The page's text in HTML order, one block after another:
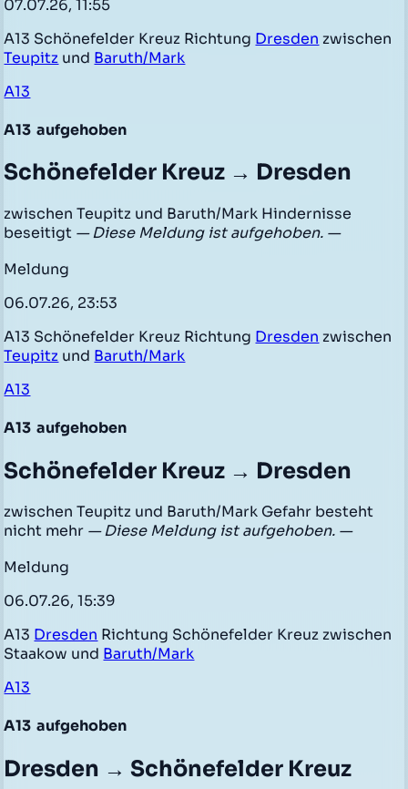
07.07.26, 11:55
A13 Schönefelder Kreuz Richtung Dresden zwischen
Teupitz und Baruth/Mark
A13
A13 aufgehoben
Schönefelder Kreuz → Dresden
zwischen Teupitz und Baruth/Mark Hindernisse
beseitigt — Diese Meldung ist aufgehoben. —
Meldung
06.07.26, 23:53
A13 Schönefelder Kreuz Richtung Dresden zwischen
Teupitz und Baruth/Mark
A13
A13 aufgehoben
Schönefelder Kreuz → Dresden
zwischen Teupitz und Baruth/Mark Gefahr besteht
nicht mehr — Diese Meldung ist aufgehoben. —
Meldung
06.07.26, 15:39
A13 Dresden Richtung Schönefelder Kreuz zwischen
Staakow und Baruth/Mark
A13
A13 aufgehoben
Dresden → Schönefelder Kreuz